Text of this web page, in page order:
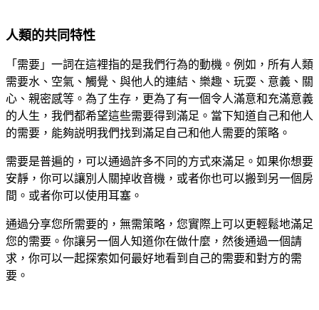
人類的共同特性
「需要」一詞在這裡指的是我們行為的動機。例如，所有人類
需要水、空氣、觸覺、與他人的連結、樂趣、玩耍、意義、關
心、親密感等。為了生存，更為了有一個令人滿意和充滿意義
的人生，我們都希望這些需要得到滿足。當下知道自己和他人
的需要，能夠説明我們找到滿足自己和他人需要的策略。
需要是普遍的，可以通過許多不同的方式來滿足。 如果你想要
安靜，你可以讓別人關掉收音機，或者你也可以搬到另一個房
間。 或者你可以使用耳塞。
通過分享您所需要的，無需策略，您實際上可以更輕鬆地滿足
您的需要。 你讓另一個人知道你在做什麼，然後通過一個請
求，你可以一起探索如何最好地看到自己的需要和對方的需
要。